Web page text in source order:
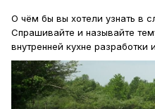
О чём бы вы хотели узнать в
Спрашивайте и называйте
внутренней кухне разработки